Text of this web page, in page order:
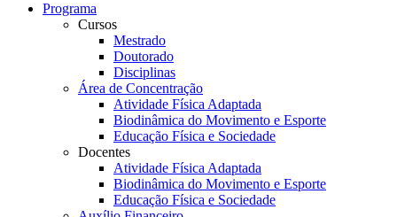
Programa
Cursos
Mestrado
Doutorado
Disciplinas
Área de Concentração
Atividade Física Adaptada
Biodinâmica do Movimento e Esporte
Educação Física e Sociedade
Docentes
Atividade Física Adaptada
Biodinâmica do Movimento e Esporte
Educação Física e Sociedade